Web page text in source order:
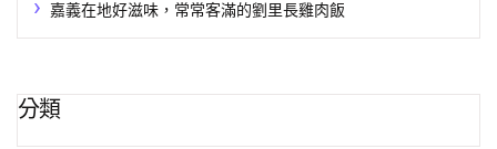
嘉義在地好滋味，常常客滿的劉里長雞肉飯
分類